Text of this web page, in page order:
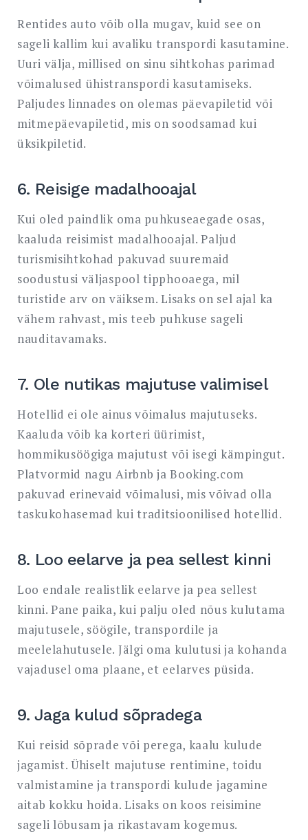
Rentides auto võib olla mugav, kuid see on
sageli kallim kui avaliku transpordi kasutamine.
Uuri välja, millised on sinu sihtkohas parimad
võimalused ühistranspordi kasutamiseks.
Paljudes linnades on olemas päevapiletid või
mitmepäevapiletid, mis on soodsamad kui
üksikpiletid.
6. Reisige madalhooajal
Kui oled paindlik oma puhkuseaegade osas,
kaaluda reisimist madalhooajal. Paljud
turismisihtkohad pakuvad suuremaid
soodustusi väljaspool tipphooaega, mil
turistide arv on väiksem. Lisaks on sel ajal ka
vähem rahvast, mis teeb puhkuse sageli
nauditavamaks.
7. Ole nutikas majutuse valimisel
Hotellid ei ole ainus võimalus majutuseks.
Kaaluda võib ka korteri üürimist,
hommikusöögiga majutust või isegi kämpingut.
Platvormid nagu Airbnb ja Booking.com
pakuvad erinevaid võimalusi, mis võivad olla
taskukohasemad kui traditsioonilised hotellid.
8. Loo eelarve ja pea sellest kinni
Loo endale realistlik eelarve ja pea sellest
kinni. Pane paika, kui palju oled nõus kulutama
majutusele, söögile, transpordile ja
meelelahutusele. Jälgi oma kulutusi ja kohanda
vajadusel oma plaane, et eelarves püsida.
9. Jaga kulud sõpradega
Kui reisid sõprade või perega, kaalu kulude
jagamist. Ühiselt majutuse rentimine, toidu
valmistamine ja transpordi kulude jagamine
aitab kokku hoida. Lisaks on koos reisimine
sageli lõbusam ja rikastavam kogemus.